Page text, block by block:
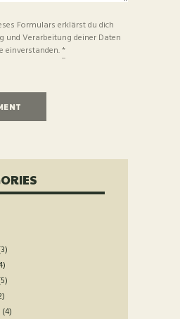
Formulars erklärst du dich
und Verarbeitung deiner Daten
einverstanden.*
(4)